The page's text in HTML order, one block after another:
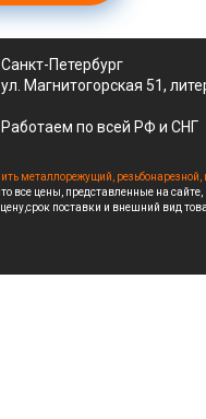
Санкт-Петербург
ул. Магнитогорская 51,
Работаем по всей РФ и СНГ
металлорежущий,
все цены, представленные на
поставки и внешний вид